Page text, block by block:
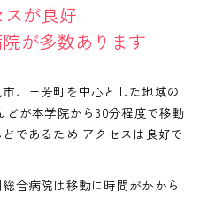
が良好
が多数あります
、三芳町を中心とした地域の
が本学院から30分程度で移動
であるため アクセスは良好で
合病院は移動に時間がかから